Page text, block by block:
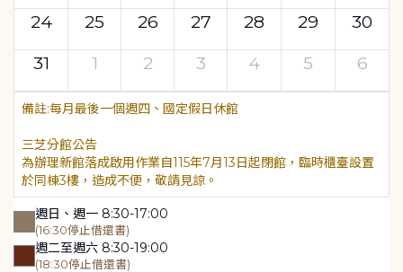
24
25 26 27 28 29
30
31
1 2 3 4 5 6
每月最後一個週四、國定假日休館
三芝分館公告
為辦理新館落成啟用作業自115年7月13日起閉館，臨時櫃臺設置
於同棟3樓，造成不便，敬請見諒。
週日、週一 8:30-17:00
(16:30停止借還書)
週二至週六 8:30-19:00
(18:30停止借還書)